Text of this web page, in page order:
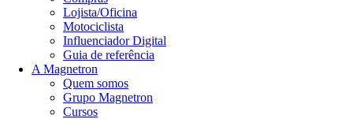
Lojista/Oficina
Motociclista
Influenciador Digital
Guia de referência
A Magnetron
Quem somos
Grupo Magnetron
Cursos